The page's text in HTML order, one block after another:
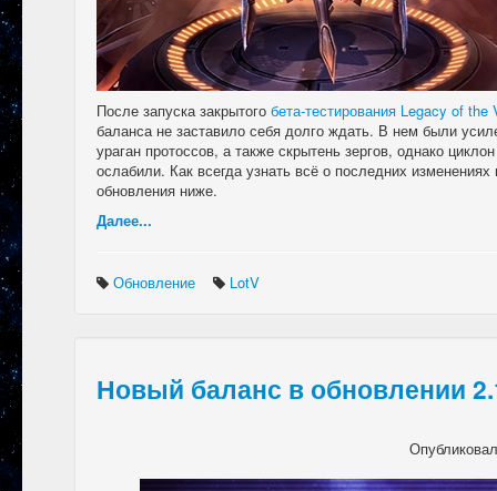
После запуска закрытого бета-тестирования Legacy of the
баланса не заставило себя долго ждать. В нем были
ураган протоссов, а также скрытень зергов, однако
ослабили. Как всегда узнать всё о последних
обновления ниже.
Далее...
Обновление LotV
Новый баланс в обновлении